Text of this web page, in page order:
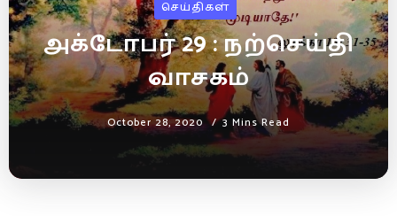
செய்திகள்
அக்டோபர் 29 : நற்செய்தி
வாசகம்
October 28, 2020 3 Mins Read